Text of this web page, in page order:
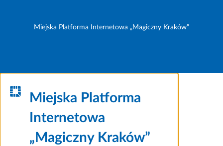
Miejska Platforma Internetowa „Magiczny Kraków”
Miejska Platforma
Internetowa
„Magiczny Kraków”